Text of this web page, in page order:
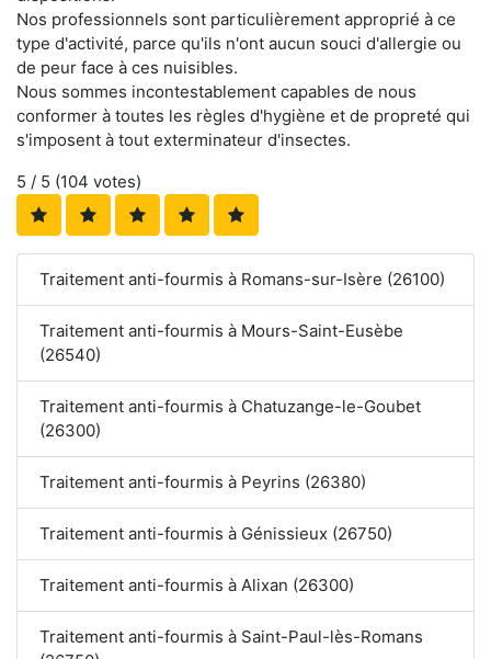
Nos professionnels sont particulièrement approprié à ce
type d'activité, parce qu'ils n'ont aucun souci d'allergie ou
de peur face à ces nuisibles.
Nous sommes incontestablement capables de nous
conformer à toutes les règles d'hygiène et de propreté qui
s'imposent à tout exterminateur d'insectes.
5 / 5 (104 votes)
Traitement anti-fourmis à Romans-sur-Isère (26100)
Traitement anti-fourmis à Mours-Saint-Eusèbe
(26540)
Traitement anti-fourmis à Chatuzange-le-Goubet
(26300)
Traitement anti-fourmis à Peyrins (26380)
Traitement anti-fourmis à Génissieux (26750)
Traitement anti-fourmis à Alixan (26300)
Traitement anti-fourmis à Saint-Paul-lès-Romans